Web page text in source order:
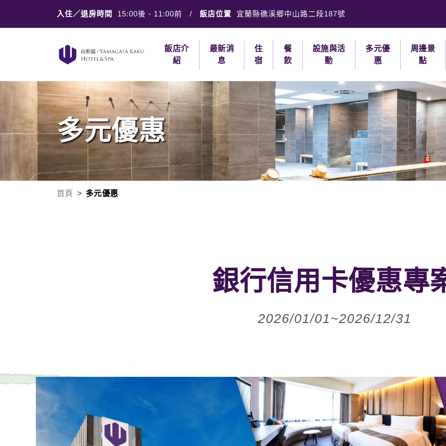
入住／退房時間 15:00後 - 11:00前 / 飯店位置 宜蘭縣礁溪郷中山路二段187號
飯店介
紹
最新消
息
住
宿
餐
飲
設施與活
動
多元優
惠
周邊景
點
多元優惠
首頁 多元優惠
銀行信用卡優惠專
2026/01/01~2026/12/31